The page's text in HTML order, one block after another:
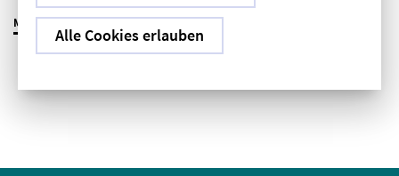
Alle Cookies erlauben
MEHR ERFAHREN